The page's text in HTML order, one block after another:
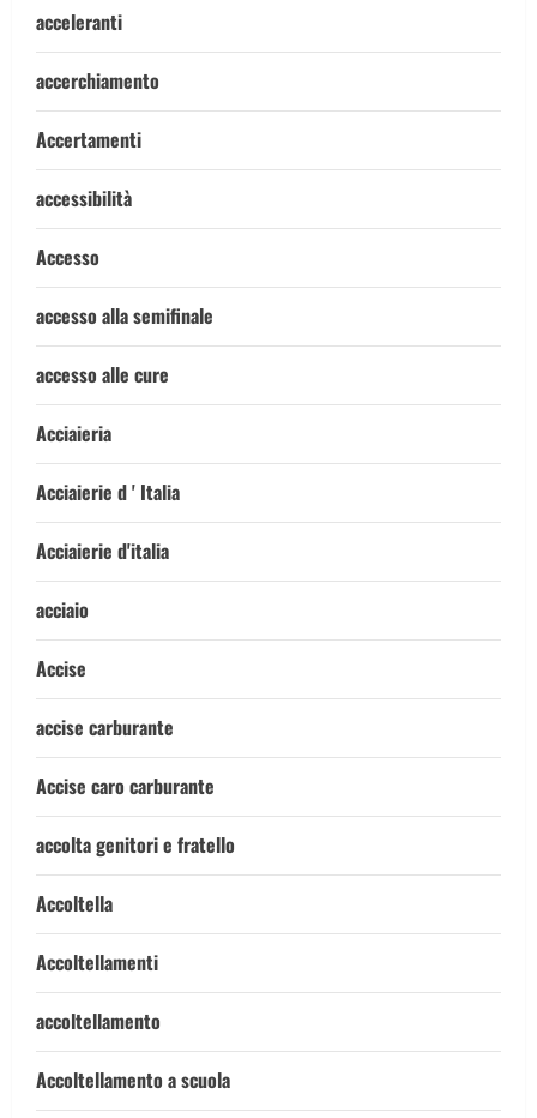
acceleranti
accerchiamento
Accertamenti
accessibilità
Accesso
accesso alla semifinale
accesso alle cure
Acciaieria
Acciaierie d ' Italia
Acciaierie d'italia
acciaio
Accise
accise carburante
Accise caro carburante
accolta genitori e fratello
Accoltella
Accoltellamenti
accoltellamento
Accoltellamento a scuola